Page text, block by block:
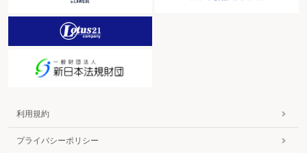
利用規約
プライバシーポリシー